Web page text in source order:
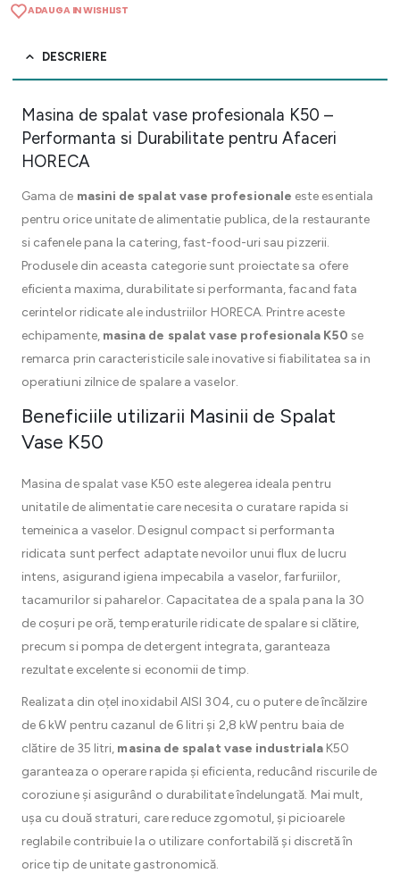
ADAUGA IN WISHLIST
DESCRIERE
Masina de spalat vase profesionala K50 –
Performanta si Durabilitate pentru Afaceri
HORECA
Gama de masini de spalat vase profesionale este esentiala
pentru orice unitate de alimentatie publica, de la restaurante
si cafenele pana la catering, fast-food-uri sau pizzerii.
Produsele din aceasta categorie sunt proiectate sa ofere
eficienta maxima, durabilitate si performanta, facand fata
cerintelor ridicate ale industriilor HORECA. Printre aceste
echipamente, masina de spalat vase profesionala K50 se
remarca prin caracteristicile sale inovative si fiabilitatea sa in
operatiuni zilnice de spalare a vaselor.
Beneficiile utilizarii Masinii de Spalat
Vase K50
Masina de spalat vase K50 este alegerea ideala pentru
unitatile de alimentatie care necesita o curatare rapida si
temeinica a vaselor. Designul compact si performanta
ridicata sunt perfect adaptate nevoilor unui flux de lucru
intens, asigurand igiena impecabila a vaselor, farfuriilor,
tacamurilor si paharelor. Capacitatea de a spala pana la 30
de coșuri pe oră, temperaturile ridicate de spalare si clătire,
precum si pompa de detergent integrata, garanteaza
rezultate excelente si economii de timp.
Realizata din oțel inoxidabil AISI 304, cu o putere de încălzire
de 6 kW pentru cazanul de 6 litri și 2,8 kW pentru baia de
clătire de 35 litri, masina de spalat vase industrialaK50
garanteaza o operare rapida și eficienta, reducând riscurile de
coroziune și asigurând o durabilitate îndelungată. Mai mult,
ușa cu două straturi, care reduce zgomotul, și picioarele
reglabile contribuie la o utilizare confortabilă și discretă în
orice tip de unitate gastronomică.